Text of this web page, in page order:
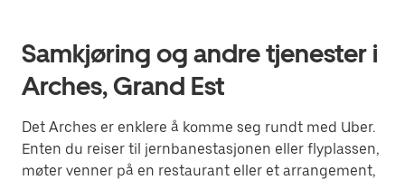
Samkjøring og andre tjenester i
Arches, Grand Est
Det Arches er enklere å komme seg rundt med Uber.
Enten du reiser til jernbanestasjonen eller flyplassen,
møter venner på en restaurant eller et arrangement,